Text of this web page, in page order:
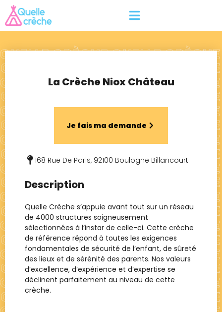
La Crèche Niox Château
Je fais ma demande
168 Rue De Paris, 92100 Boulogne Billancourt
Description
Quelle Crèche s’appuie avant tout sur un réseau
de 4000 structures soigneusement
sélectionnées à l’instar de celle-ci. Cette crèche
de référence répond à toutes les exigences
fondamentales de sécurité de l’enfant, de sûreté
des lieux et de sérénité des parents. Nos valeurs
d’excellence, d’expérience et d’expertise se
déclinent parfaitement au niveau de cette
crèche.